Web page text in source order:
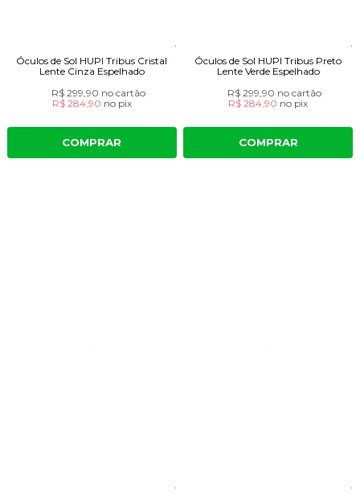
Óculos de Sol HUPI Tribus Cristal
Lente Cinza Espelhado
R$ 299,90 no cartão
R$ 284,90 no pix
COMPRAR
Óculos de Sol HUPI Tribus Preto
Lente Verde Espelhado
R$ 299,90 no cartão
R$ 284,90 no pix
COMPRAR